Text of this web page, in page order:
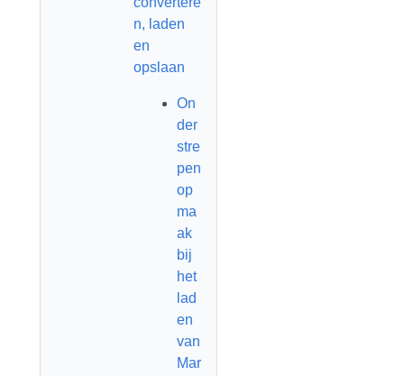
n, laden
en
opslaan
On
der
stre
pen
op
ma
ak
bij
het
lad
en
van
Mar